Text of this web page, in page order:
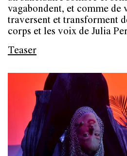
vagabondent, et comme de
traversent et transforment
corps et les voix de Julia
Teaser